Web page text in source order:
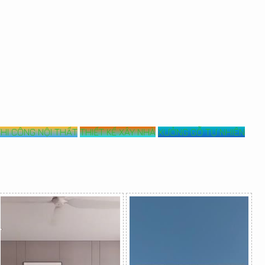
CÔNG NỘI THẤT THIẾT KẾ XÂY NHÀ XƯỞNG GỖ TỰ NHIÊN